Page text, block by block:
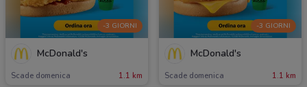
-3 GIORNI
McDonald's
Scade domenica 1.1 km
-3 GIORNI
McDonald's
Scade domenica 1.1 km